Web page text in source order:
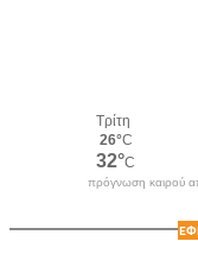
πρόγνωση καιρού